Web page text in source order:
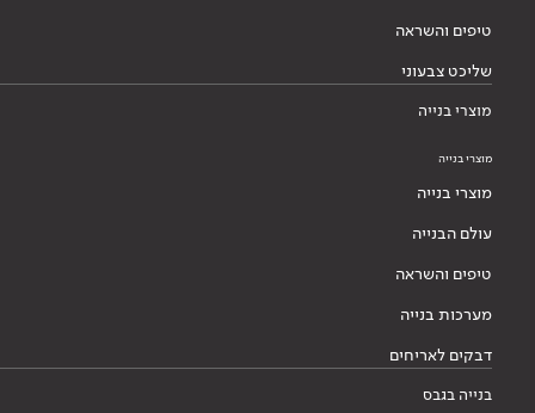
טיפים והשראה
שליכט צבעוני
מוצרי בנייה
מוצרי בנייה
מוצרי בנייה
עולם הבנייה
טיפים והשראה
מערכות בנייה
דבקים לאריחים
בנייה בגבס